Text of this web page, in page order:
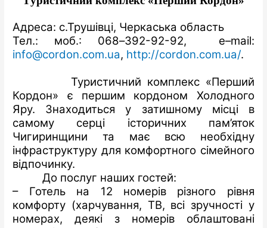
Адреса: с.Трушівці, Черкаська область
Тел.: моб.: 068–392-92-92, e–mail:
info@cordon.com.ua, http://cordon.com.ua/.
Туристичний комплекс «Перший
Кордон» є першим кордоном Холодного
Яру. Знаходиться у затишному місці в
самому серці історичних пам’яток
Чигиринщини та має всю необхідну
інфраструктуру для комфортного сімейного
відпочинку.
До послуг наших гостей:
– Готель на 12 номерів різного рівня
комфорту (харчування, ТВ, всі зручності у
номерах, деякі з номерів облаштовані